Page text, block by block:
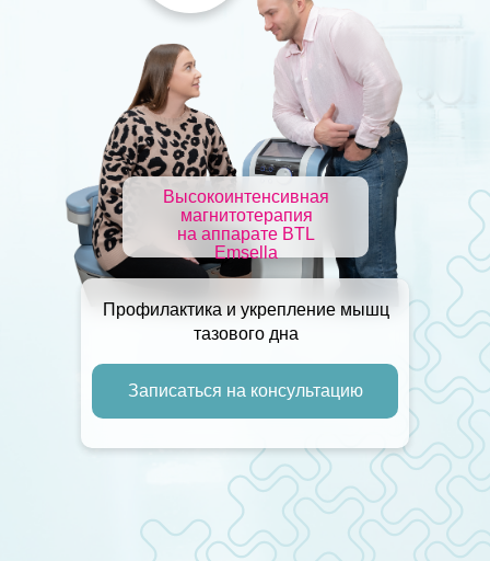
Высокоинтенсивная
магнитотерапия
на аппарате BTL
Emsella
Записаться на консультацию
Профилактика и укрепление мышц
тазового дна